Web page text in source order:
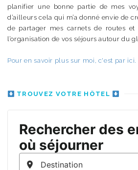
planifier une bonne partie de mes
d’ailleurs cela qui m’a donné envie de
de partager mes carnets de routes
l’organisation de vos séjours autour du
Pour en savoir plus sur moi, c'est par ici.
TROUVEZ VOTRE HÔTEL